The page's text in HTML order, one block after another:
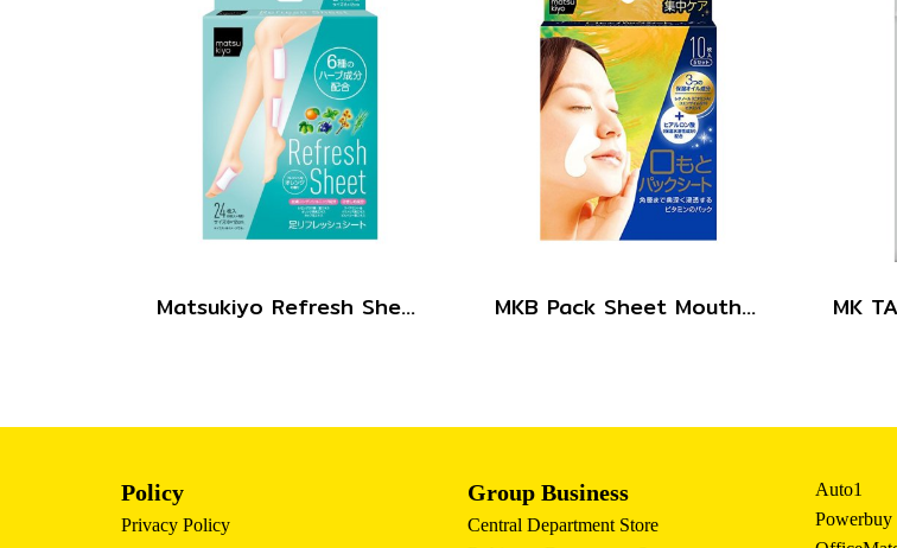
Matsukiyo Refresh Sheet 24pcs. MKB Pack Sheet Mouth 10sheets
Policy
Privacy Policy
Group Business
Central Department Store
Auto1
Powerbuy